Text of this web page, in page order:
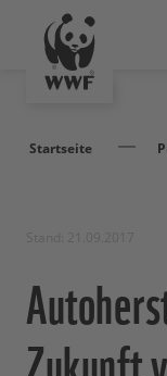
Startseite